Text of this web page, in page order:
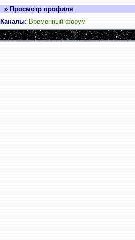
» Просмотр профиля
Каналы: Временный форум